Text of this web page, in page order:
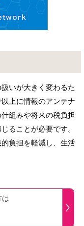
いが大きく変わるた
上に情報のアンテナ
組みや将来の税負担
ることが必要です。
負担を軽減し、生活
は